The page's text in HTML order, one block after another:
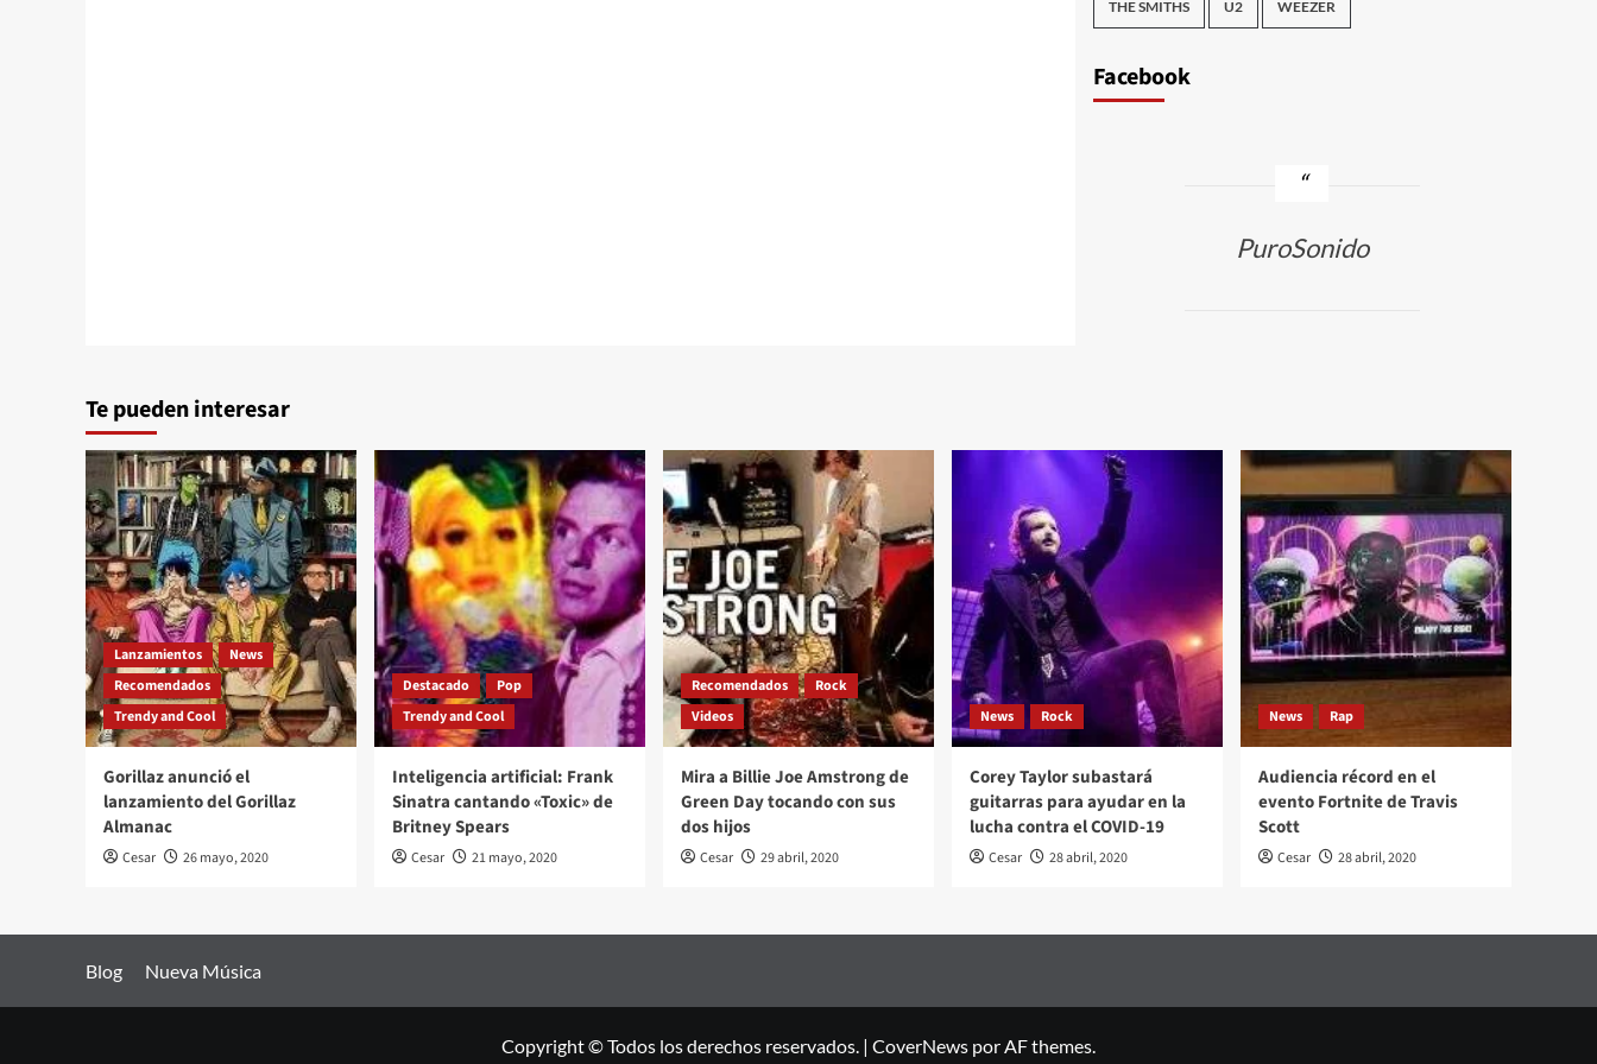
THE SMITHS U2 WEEZER
Facebook
PuroSonido
Te pueden interesar
Lanzamientos
News
Recomendados
Trendy and Cool
Gorillaz anunció el
lanzamiento del Gorillaz
Almanac
Cesar 26 mayo, 2020
Destacado
Pop
Trendy and Cool
Inteligencia artificial: Frank
Sinatra cantando «Toxic» de
Britney Spears
Cesar 21 mayo, 2020
Recomendados
Rock
Videos
Mira a Billie Joe Amstrong de
Green Day tocando con sus
dos hijos
Cesar 29 abril, 2020
News Rock
Corey Taylor subastará
guitarras para ayudar en la
lucha contra el COVID-19
Cesar 28 abril, 2020
News Rap
Audiencia récord en el
evento Fortnite de Travis
Scott
Cesar 28 abril, 2020
Blog Nueva Música
Copyright © Todos los derechos reservados. | CoverNews por AF themes.